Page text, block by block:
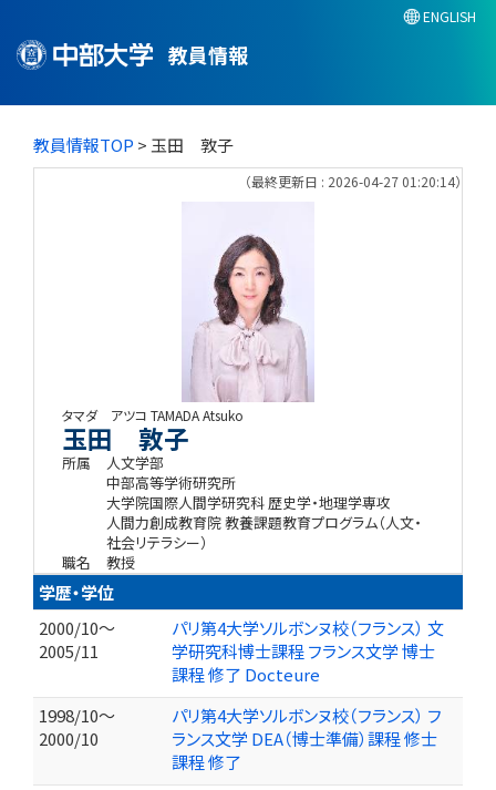
教員情報
ENGLISH
教員情報TOP > 玉田 敦子
（最終更新日 : 2026-04-27 01:20:14）
タマダ アツコ TAMADA Atsuko
玉田 敦子
所属
人文学部
中部高等学術研究所
大学院国際人間学研究科 歴史学・地理学専攻
人間力創成教育院 教養課題教育プログラム（人文・
社会リテラシー）
職名
教授
学歴・学位
2000/10～
2005/11
パリ第4大学ソルボンヌ校（フランス） 文
学研究科博士課程 フランス文学 博士
課程 修了 Docteure
1998/10～
2000/10
パリ第4大学ソルボンヌ校（フランス） フ
ランス文学 DEA（博士準備）課程 修士
課程 修了